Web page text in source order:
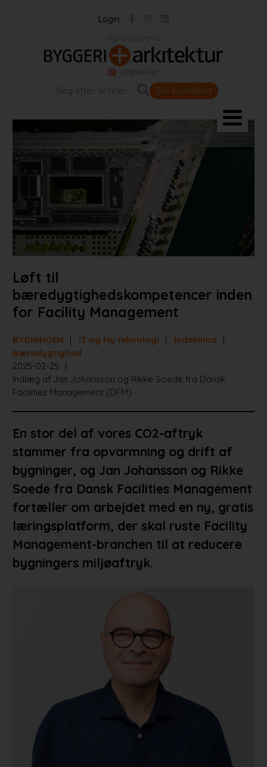
Login
Bliv kontaktet
Landskab og byrum
Bygningen
Portrætter
Partnere
Jobportal
Løft til
bæredygtighedskompetencer inden
for Facility Management
BYGNINGEN IT og Ny teknologi
Indeklima
Bæredygtighed
2025-02-25
Indlæg af Jan Johansson og Rikke Soede fra Dansk
Facilities Management (DFM)
En stor del af vores CO2-aftryk
stammer fra opvarmning og drift af
bygninger, og Jan Johansson og Rikke
Soede fra Dansk Facilities Management
fortæller om arbejdet med en ny, gratis
læringsplatform, der skal ruste Facility
Management-branchen til at reducere
bygningers miljøaftryk.